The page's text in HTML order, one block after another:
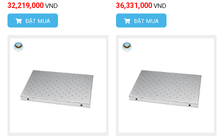
32,219,000 VND
ĐẶT MUA
36,331,000 VND
ĐẶT MUA